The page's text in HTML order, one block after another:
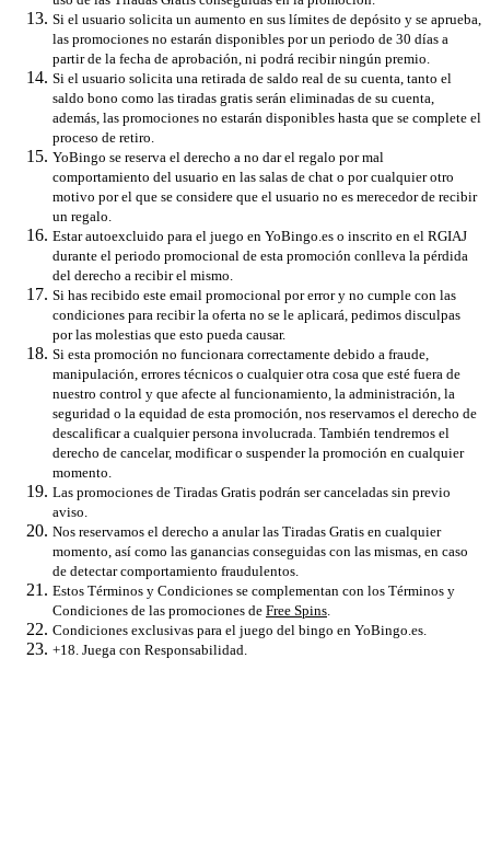
Si el usuario solicita un aumento en sus límites de depósito y se aprueba,
las promociones no estarán disponibles por un periodo de 30 días a
partir de la fecha de aprobación, ni podrá recibir ningún premio.
Si el usuario solicita una retirada de saldo real de su cuenta, tanto el
saldo bono como las tiradas gratis serán eliminadas de su cuenta,
además, las promociones no estarán disponibles hasta que se complete el
proceso de retiro.
YoBingo se reserva el derecho a no dar el regalo por mal
comportamiento del usuario en las salas de chat o por cualquier otro
motivo por el que se considere que el usuario no es merecedor de recibir
un regalo.
Estar autoexcluido para el juego en YoBingo.es o inscrito en el RGIAJ
durante el periodo promocional de esta promoción conlleva la pérdida
del derecho a recibir el mismo.
Si has recibido este email promocional por error y no cumple con las
condiciones para recibir la oferta no se le aplicará, pedimos disculpas
por las molestias que esto pueda causar.
Si esta promoción no funcionara correctamente debido a fraude,
manipulación, errores técnicos o cualquier otra cosa que esté fuera de
nuestro control y que afecte al funcionamiento, la administración, la
seguridad o la equidad de esta promoción, nos reservamos el derecho de
descalificar a cualquier persona involucrada. También tendremos el
derecho de cancelar, modificar o suspender la promoción en cualquier
momento.
Las promociones de Tiradas Gratis podrán ser canceladas sin previo
aviso.
Nos reservamos el derecho a anular las Tiradas Gratis en cualquier
momento, así como las ganancias conseguidas con las mismas, en caso
de detectar comportamiento fraudulentos.
Estos Términos y Condiciones se complementan con los Términos y
Condiciones de las promociones de Free Spins.
Condiciones exclusivas para el juego del bingo en YoBingo.es.
+18. Juega con Responsabilidad.